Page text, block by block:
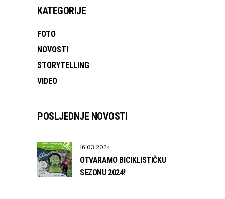
KATEGORIJE
FOTO
NOVOSTI
STORYTELLING
VIDEO
POSLJEDNJE NOVOSTI
16.03.2024
OTVARAMO BICIKLISTIČKU
SEZONU 2024!